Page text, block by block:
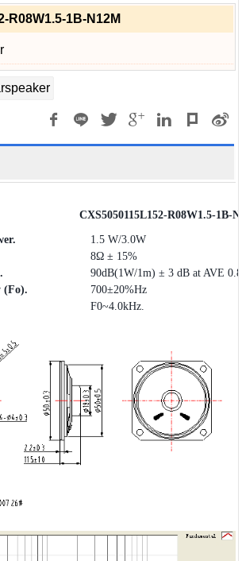
R08W1.5-1B-N12M
CXS5050115L152-R08W1.5-1B-
1.5 W/3.0W
8Ω ± 15%
90dB(1W/1m) ± 3 dB at AVE
(Fo).
700±20%Hz
F0~4.0kHz.